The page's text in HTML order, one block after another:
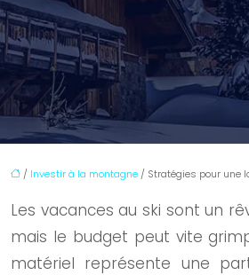
/ Investir à la montagne / Stratégies pour une
Les vacances au ski sont un
mais le budget peut vite
matériel représente une